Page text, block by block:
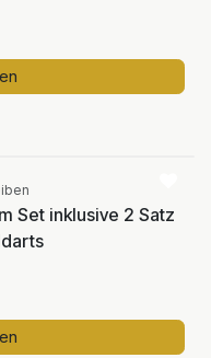
Set inklusive 2 Satz